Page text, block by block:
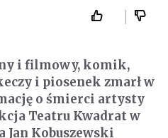
i filmowy, komik,
i piosenek zmarł w
o śmierci artysty
Teatru Kwadrat w
Jan Kobuszewski